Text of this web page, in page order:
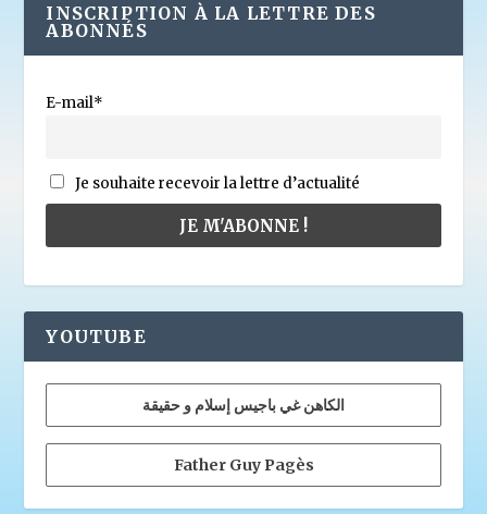
INSCRIPTION À LA LETTRE DES
ABONNÉS
E-mail*
Je souhaite recevoir la lettre d’actualité
YOUTUBE
الكاهن غي باجيس إسلام و حقيقة
Father Guy Pagès